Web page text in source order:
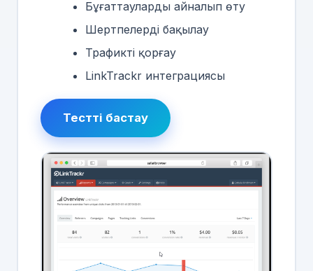
Бұғаттауларды айналып өту
Шертпелерді бақылау
Трафикті қорғау
LinkTrackr интеграциясы
Тестті бастау